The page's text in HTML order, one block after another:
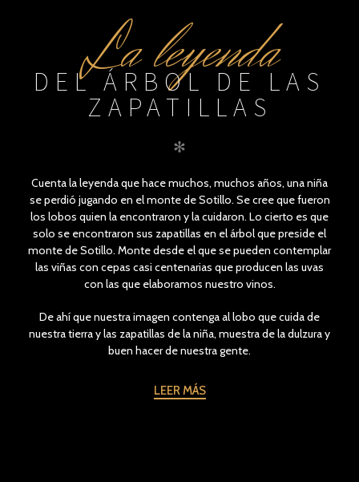
La leyenda
DEL ÁRBOL DE LAS
ZAPATILLAS
✻
Cuenta la leyenda que hace muchos, muchos años, una niña
se perdió jugando en el monte de Sotillo. Se cree que fueron
los lobos quien la encontraron y la cuidaron. Lo cierto es que
solo se encontraron sus zapatillas en el árbol que preside el
monte de Sotillo. Monte desde el que se pueden contemplar
las viñas con cepas casi centenarias que producen las uvas
con las que elaboramos nuestro vinos.
De ahí que nuestra imagen contenga al lobo que cuida de
nuestra tierra y las zapatillas de la niña, muestra de la dulzura y
buen hacer de nuestra gente.
LEER MÁS